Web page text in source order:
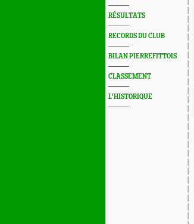
RÉSULTATS
RECORDS DU CLUB
BILAN PIERREFITTOIS
CLASSEMENT
L'HISTORIQUE